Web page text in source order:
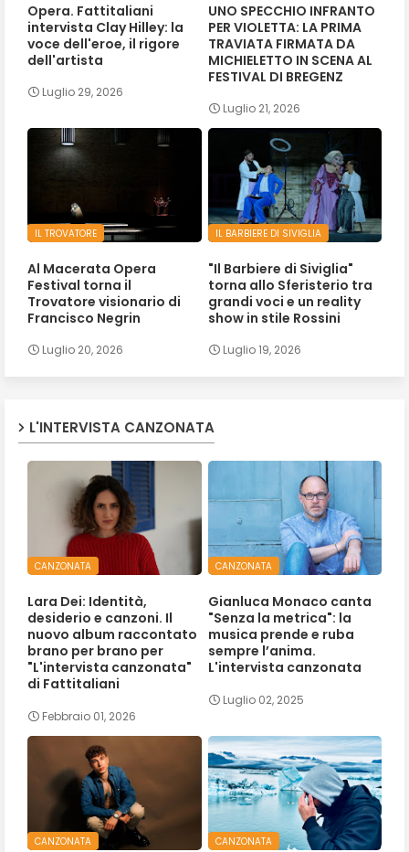
Opera. Fattitaliani
intervista Clay Hilley: la
voce dell'eroe, il rigore
dell'artista
Luglio 29, 2026
UNO SPECCHIO INFRANTO
PER VIOLETTA: LA PRIMA
TRAVIATA FIRMATA DA
MICHIELETTO IN SCENA AL
FESTIVAL DI BREGENZ
Luglio 21, 2026
IL TROVATORE
Al Macerata Opera
Festival torna il
Trovatore visionario di
Francisco Negrin
Luglio 20, 2026
IL BARBIERE DI SIVIGLIA
"Il Barbiere di Siviglia"
torna allo Sferisterio tra
grandi voci e un reality
show in stile Rossini
Luglio 19, 2026
L'INTERVISTA CANZONATA
CANZONATA
Lara Dei: Identità,
desiderio e canzoni. Il
nuovo album raccontato
brano per brano per
"L'intervista canzonata"
di Fattitaliani
Febbraio 01, 2026
CANZONATA
Gianluca Monaco canta
"Senza la metrica": la
musica prende e ruba
sempre l’anima.
L'intervista canzonata
Luglio 02, 2025
CANZONATA CANZONATA